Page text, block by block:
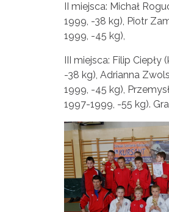
II miejsca: Michał
1999, -38 kg), Piotr
1999, -45 kg),
III miejsca: Filip Ciepły
-38 kg), Adrianna
1999, -45 kg),
1997-1999, -55 kg).